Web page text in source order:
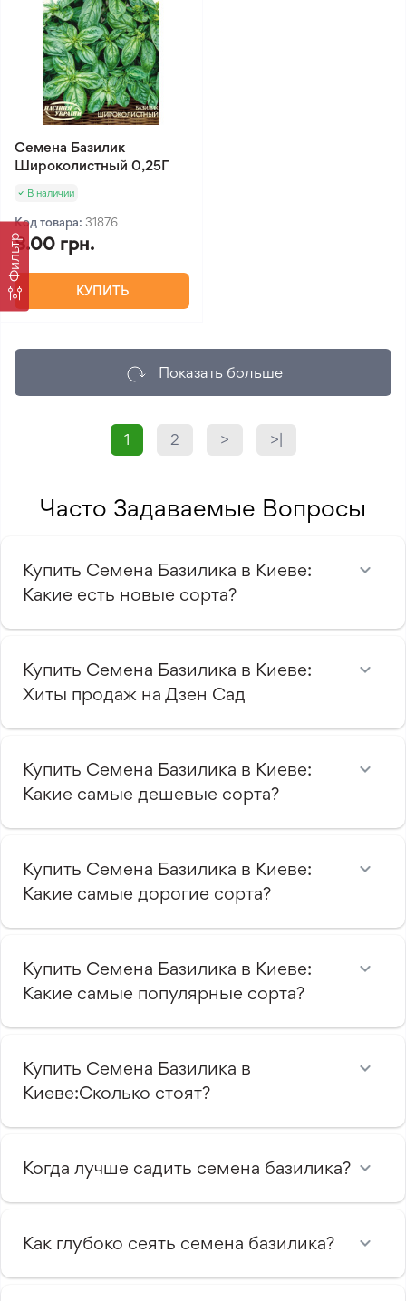
Фильтр
Семена Базилик
Широколистный 0,25Г
В наличии
Код товара: 31876
8.00 грн.
КУПИТЬ
Показать больше
1 2 > >|
Часто Задаваемые Вопросы
Купить Семена Базилика в Киеве:
Какие есть новые сорта?
Купить Семена Базилика в Киеве:
Хиты продаж на Дзен Сад
Купить Семена Базилика в Киеве:
Какие самые дешевые сорта?
Купить Семена Базилика в Киеве:
Какие самые дорогие сорта?
Купить Семена Базилика в Киеве:
Какие самые популярные сорта?
Купить Семена Базилика в
Киеве:Сколько стоят?
Когда лучше садить семена базилика?
Как глубоко сеять семена базилика?